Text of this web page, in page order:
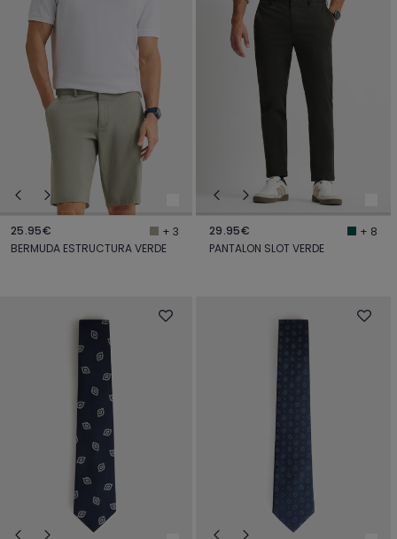
25.95€
+ 3
BERMUDA ESTRUCTURA VERDE
29.95€
+ 8
PANTALON SLOT VERDE